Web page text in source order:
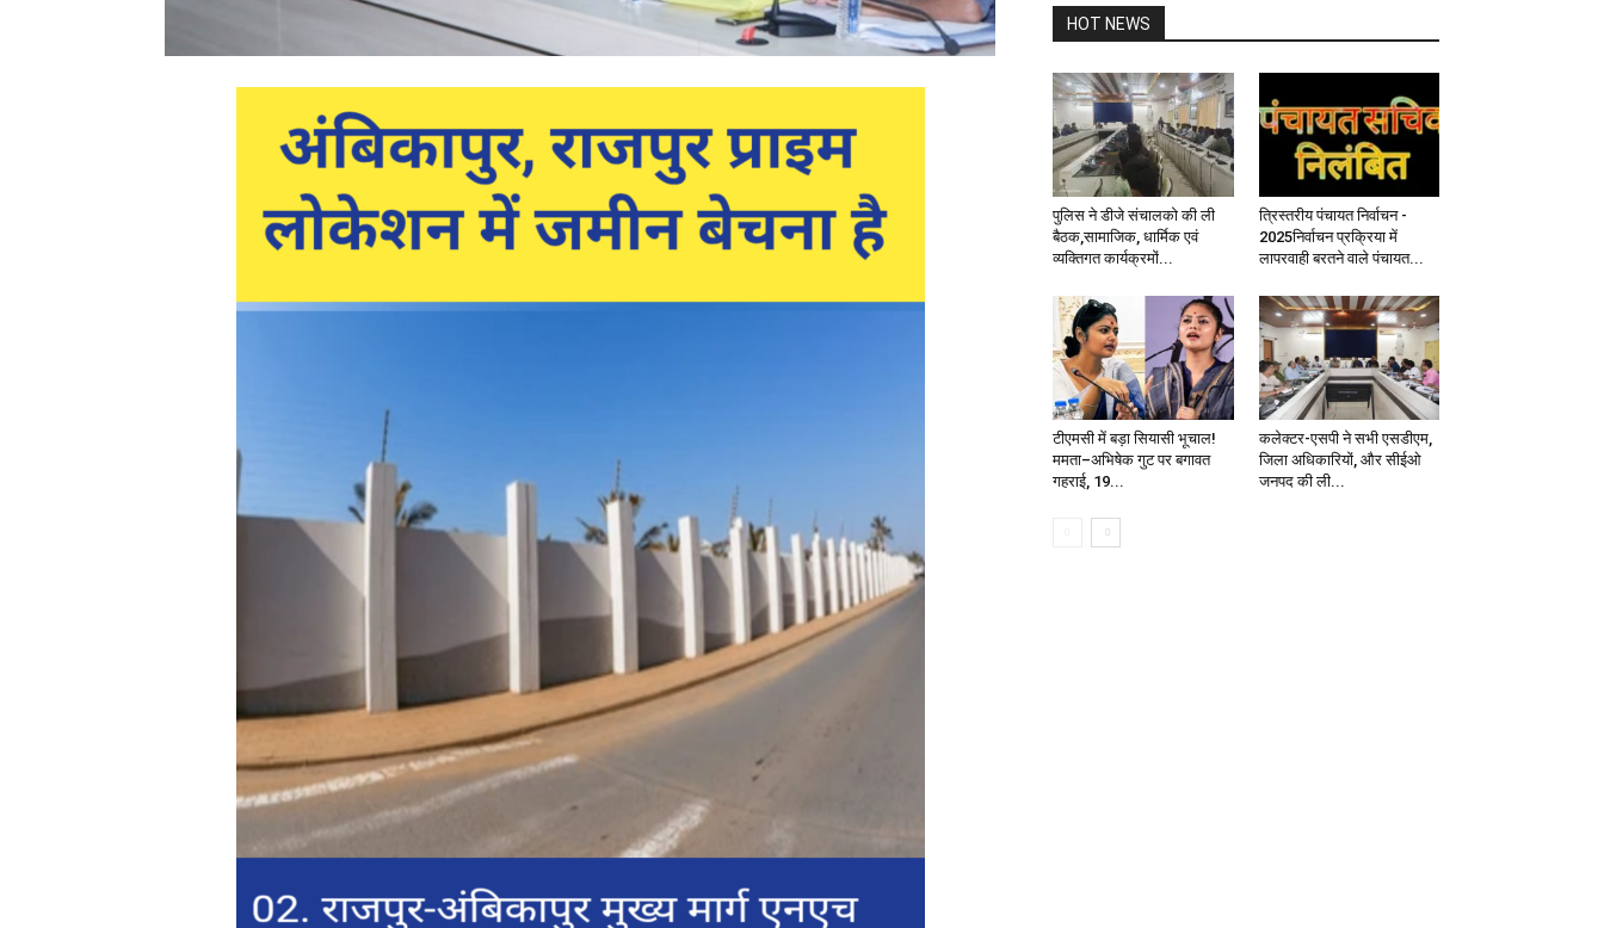
HOT NEWS
पुलिस ने डीजे संचालको की ली
बैठक,सामाजिक, धार्मिक एवं
व्यक्तिगत कार्यक्रमों...
त्रिस्तरीय पंचायत निर्वाचन -
2025निर्वाचन प्रक्रिया में
लापरवाही बरतने वाले पंचायत...
टीएमसी में बड़ा सियासी भूचाल!
ममता–अभिषेक गुट पर बगावत
गहराई, 19...
कलेक्टर-एसपी ने सभी एसडीएम,
जिला अधिकारियों, और सीईओ
जनपद की ली...